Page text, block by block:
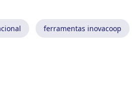
ferramentas inovacoop